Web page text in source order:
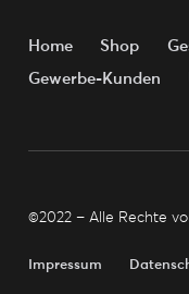
Home Shop
Gewerbe-Kunden
©2022 – Alle Rechte
Impressum